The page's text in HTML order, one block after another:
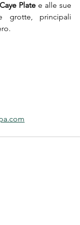
Caye Plate e alle sue
grotte, principali